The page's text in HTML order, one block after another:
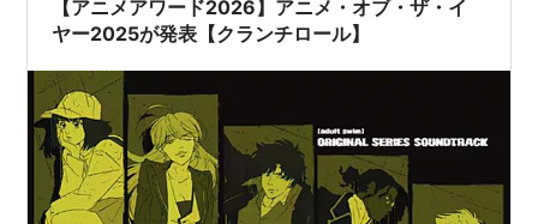
ト・ショーティノ）
2009年 2月、日本動画協会に所属。
2012年9月、有料会員が10万人を超える
料金
【アニメアワード2026】アニメ・オブ・ザ・イ
ヤー2025が発表【クランチロール】